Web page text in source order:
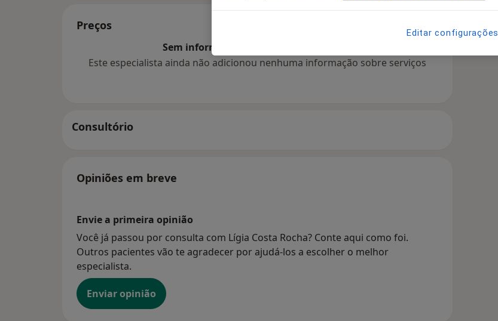
Preços
Sem informação sobre serviços e preços
Este especialista ainda não adicionou nenhuma informação sobre serviços
Consultório
Opiniões em breve
Envie a primeira opinião
Você já passou por consulta com Lígia Costa Rocha? Conte aqui como foi.
Outros pacientes vão te agradecer por ajudá-los a escolher o melhor
especialista.
Enviar opinião
Editar configurações